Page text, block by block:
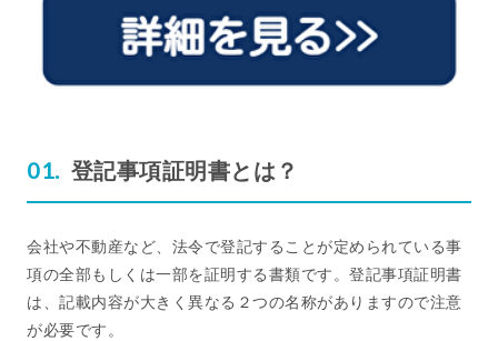
登記事項証明書とは？
会社や不動産など、法令で登記することが定められている事
項の全部もしくは一部を証明する書類です。登記事項証明書
は、記載内容が大きく異なる２つの名称がありますので注意
が必要です。